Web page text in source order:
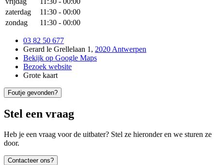
zaterdag
11:30 - 00:00
zondag
11:30 - 00:00
03 82 50 677
Gerard le Grellelaan 1 , 2020 Antwerpen
Bekijk op Google Maps
Bezoek website
Grote kaart
Foutje gevonden?
Stel een vraag
Heb je een vraag voor de uitbater? Stel ze hieronder en we sturen ze
door.
Contacteer ons?